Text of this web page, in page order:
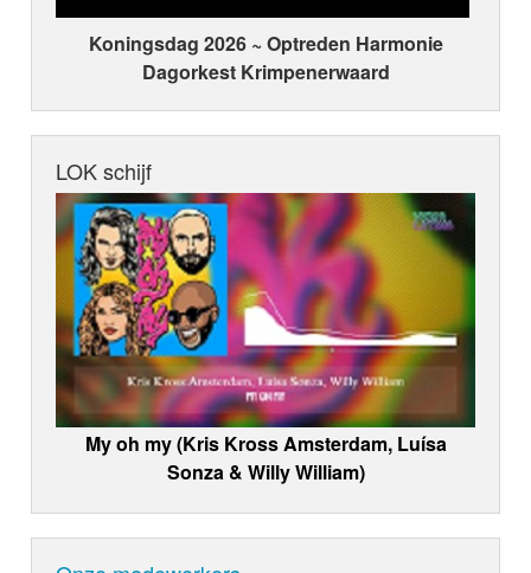
Koningsdag 2026 ~ Optreden Harmonie
Dagorkest Krimpenerwaard
LOK schijf
My oh my (Kris Kross Amsterdam, Luísa
Sonza & Willy William)